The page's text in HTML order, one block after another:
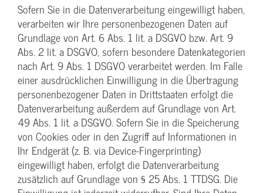
Sofern Sie in die Datenverarbeitung eingewilligt haben,
verarbeiten wir Ihre personenbezogenen Daten auf
Grundlage von Art. 6 Abs. 1 lit. a DSGVO bzw. Art. 9
Abs. 2 lit. a DSGVO, sofern besondere Datenkategorien
nach Art. 9 Abs. 1 DSGVO verarbeitet werden. Im Falle
einer ausdrücklichen Einwilligung in die Übertragung
personenbezogener Daten in Drittstaaten erfolgt die
Datenverarbeitung außerdem auf Grundlage von Art.
49 Abs. 1 lit. a DSGVO. Sofern Sie in die Speicherung
von Cookies oder in den Zugriff auf Informationen in
Ihr Endgerät (z. B. via Device-Fingerprinting)
eingewilligt haben, erfolgt die Datenverarbeitung
zusätzlich auf Grundlage von § 25 Abs. 1 TTDSG. Die